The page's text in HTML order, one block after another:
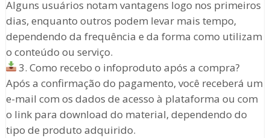
Alguns usuários notam vantagens logo nos primeiros
dias, enquanto outros podem levar mais tempo,
dependendo da frequência e da forma como utilizam
o conteúdo ou serviço.
3. Como recebo o infoproduto após a compra?
Após a confirmação do pagamento, você receberá um
e-mail com os dados de acesso à plataforma ou com
o link para download do material, dependendo do
tipo de produto adquirido.